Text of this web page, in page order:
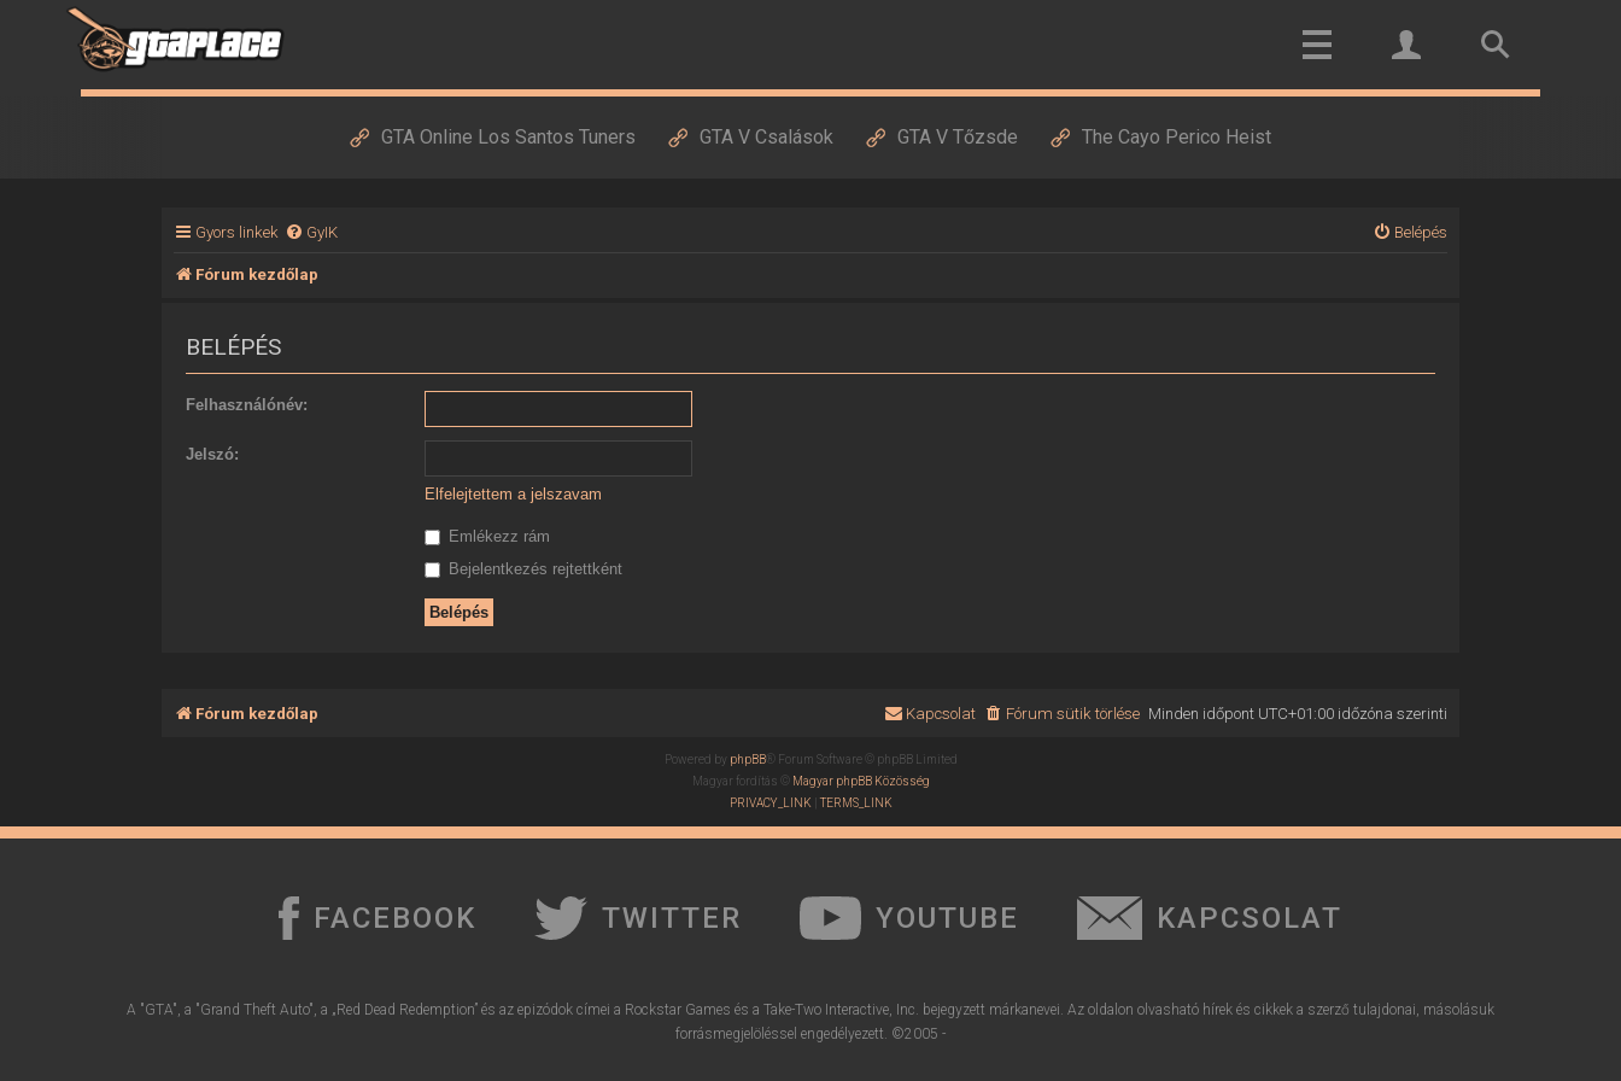
GTA Online Los Santos Tuners GTA V Csalások GTA V Tőzsde The Cayo Perico Heist
Gyors linkek GyIK Belépés
Fórum kezdőlap
BELÉPÉS
Felhasználónév:
Jelszó:
Elfelejtettem a jelszavam
Emlékezz rám
Bejelentkezés rejtettként
Fórum kezdőlap Minden időpont UTC+01:00időzóna szerinti
Fórum sütik törlése
Kapcsolat
Powered by phpBB® Forum Software © phpBB Limited
Magyar fordítás © Magyar phpBB Közösség
PRIVACY_LINK |TERMS_LINK
FACEBOOK TWITTER YOUTUBE KAPCSOLAT
A "GTA", a "Grand Theft Auto", a „Red Dead Redemption” és az epizódok címei a Rockstar Games és a Take-Two Interactive, Inc. bejegyzett márkanevei. Az oldalon olvasható hírek és cikkek a szerző tulajdonai, másolásuk
forrásmegjelöléssel engedélyezett. ©2005 -